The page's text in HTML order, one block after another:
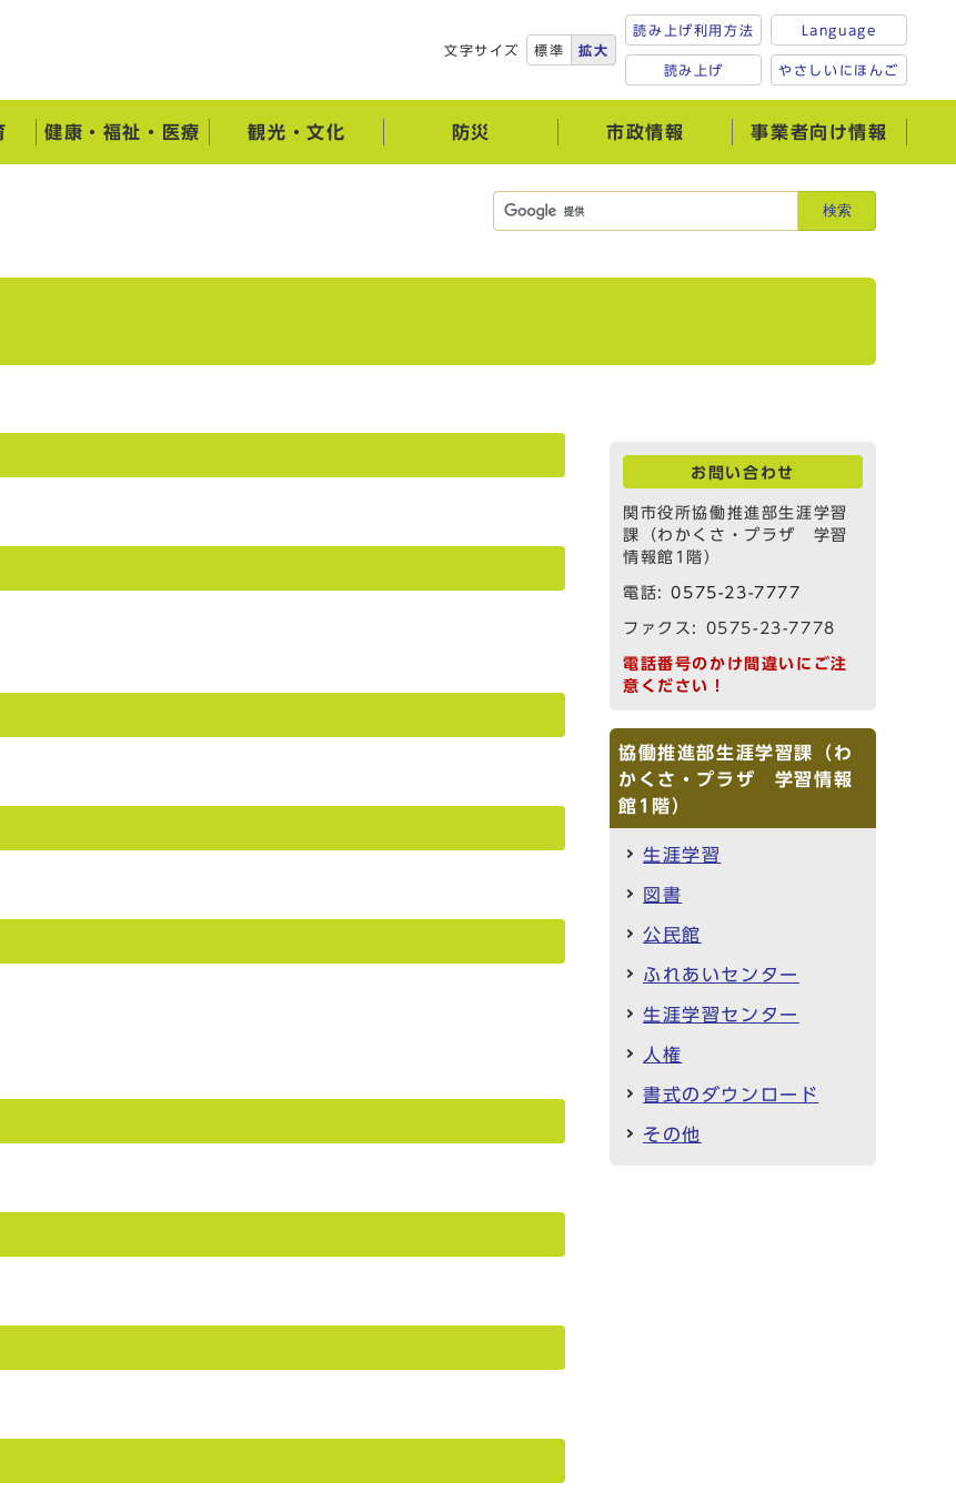
文字サイズ 標準 拡大
読み上げ利用方法
読み上げ
Language
やさしいにほんご
健康・福祉・医療 観光・文化 防災 市政情報 事業者向け情報
検索
お問い合わせ
関市役所協働推進部生涯学習
課（わかくさ・プラザ 学習
情報館1階）
電話:0575-23-7777
ファクス: 0575-23-7778
電話番号のかけ間違いにご注
意ください！
協働推進部生涯学習課（わ
かくさ・プラザ 学習情報
館1階）
生涯学習
図書
公民館
ふれあいセンター
生涯学習センター
人権
書式のダウンロード
その他